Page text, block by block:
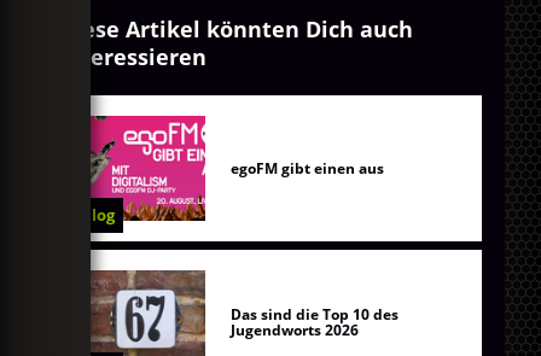
Diese Artikel könnten Dich auch
interessieren
Blog
egoFM gibt einen aus
Das sind die Top 10 des
Jugendworts 2026